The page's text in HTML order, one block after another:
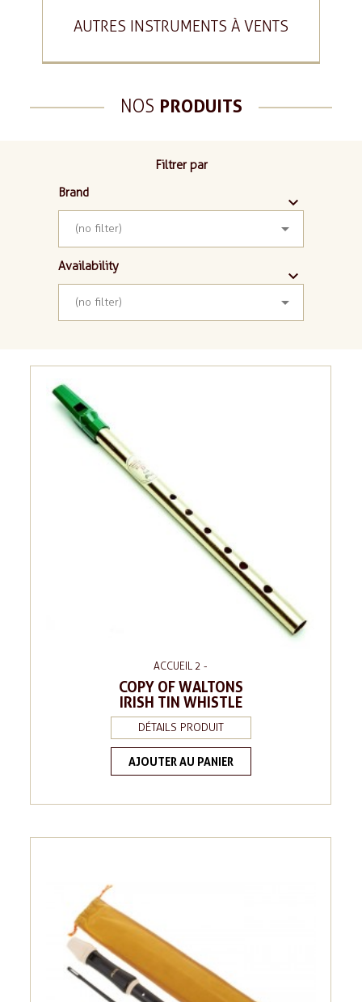
AUTRES INSTRUMENTS À VENTS
NOS PRODUITS
Filtrer par
Brand


(no filter) 
Availability


(no filter) 
ACCUEIL 2 -
COPY OF WALTONS
IRISH TIN WHISTLE
DÉTAILS PRODUIT
AJOUTER AU PANIER